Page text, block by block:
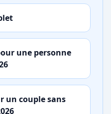
une personne
un couple sans